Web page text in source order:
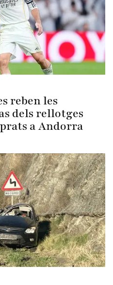
reben les
dels rellotges
a Andorra